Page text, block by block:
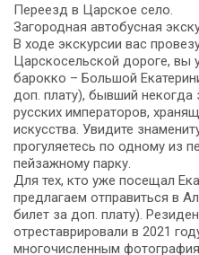
Переезд в Царское село.
Загородная автобусная
В ходе экскурсии вас
Царскосельской дороге, вы
барокко – Большой
доп. плату), бывший некогда
русских императоров,
искусства. Увидите
прогуляетесь по одному из
пейзажному парку.
Для тех, кто уже посещал
предлагаем отправиться в
билет за доп. плату).
отреставрировали в 2021
многочисленным